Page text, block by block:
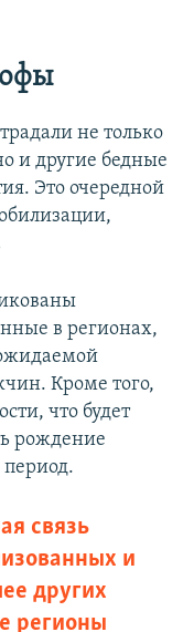
не только
и другие бедные
Это очередной
в регионах,
Кроме того,
что будет
рождение
период.
связь
и
других
регионы